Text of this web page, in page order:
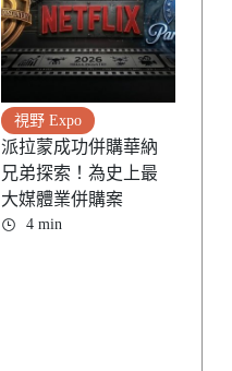
視野 Expo
派拉蒙成功併購華納
兄弟探索！為史上最
大媒體業併購案
4 min